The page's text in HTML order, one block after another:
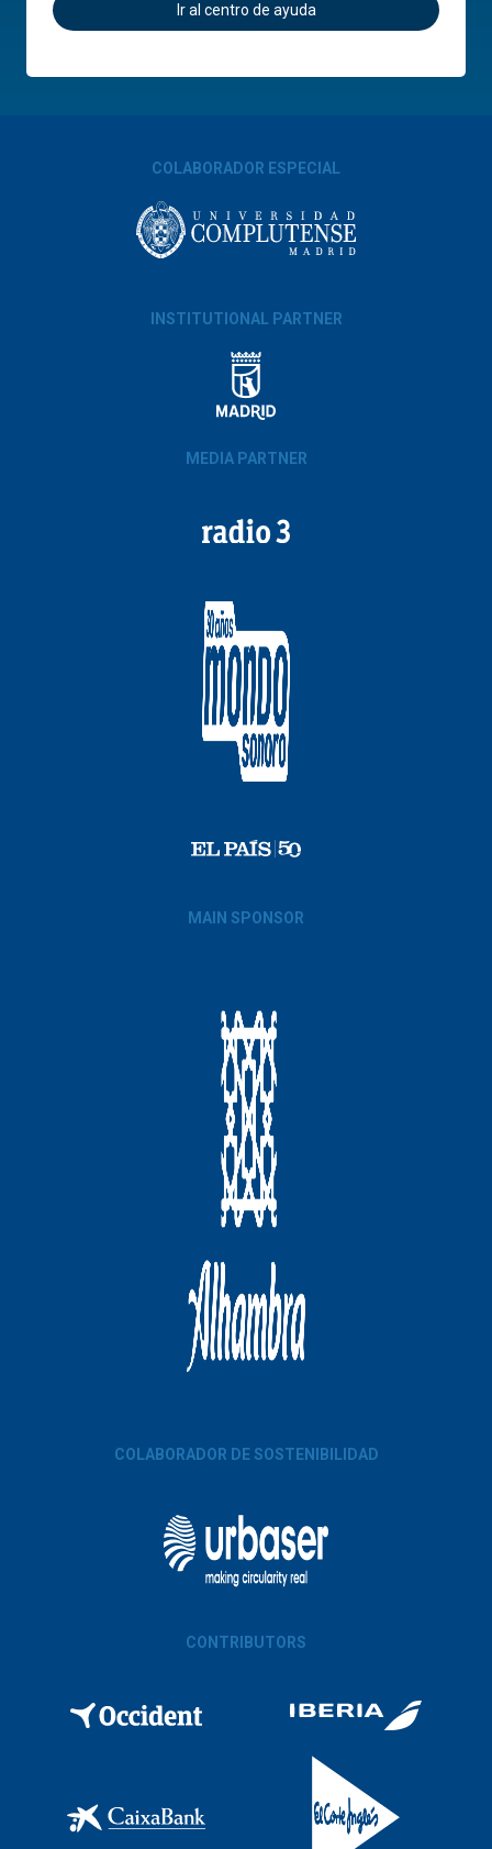
Ir al centro de ayuda
COLABORADOR ESPECIAL
INSTITUTIONAL PARTNER
MEDIA PARTNER
MAIN SPONSOR
COLABORADOR DE SOSTENIBILIDAD
CONTRIBUTORS